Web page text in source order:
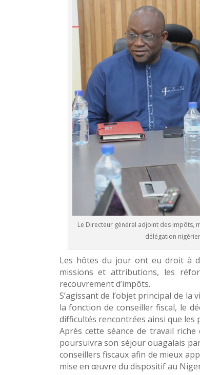
Le Directeur général adjoint des impôts,
délégation
Les hôtes du jour ont eu droit à
missions et attributions, les
recouvrement d’impôts.
S’agissant de l’objet principal de
la fonction de conseiller fiscal, le
difficultés rencontrées ainsi que les
Après cette séance de travail
poursuivra son séjour ouagalais
conseillers fiscaux afin de mieux
mise en œuvre du dispositif au